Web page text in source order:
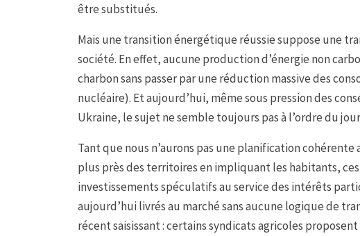
être substitués.
Mais une transition énergétique réussie suppose une
société. En effet, aucune production d’énergie non
charbon sans passer par une réduction massive des
nucléaire). Et aujourd’hui, même sous pression des
Ukraine, le sujet ne semble toujours pas à l’ordre du
Tant que nous n’aurons pas une planification
plus près des territoires en impliquant les habitants,
investissements spéculatifs au service des intérêts
aujourd’hui livrés au marché sans aucune logique de
récent saisissant : certains syndicats agricoles